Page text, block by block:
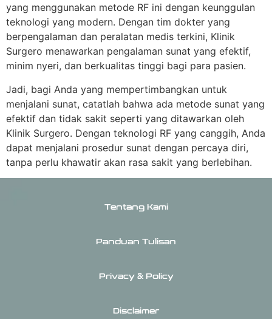
yang menggunakan metode RF ini dengan keunggulan
teknologi yang modern. Dengan tim dokter yang
berpengalaman dan peralatan medis terkini, Klinik
Surgero menawarkan pengalaman sunat yang efektif,
minim nyeri, dan berkualitas tinggi bagi para pasien.
Jadi, bagi Anda yang mempertimbangkan untuk
menjalani sunat, catatlah bahwa ada metode sunat yang
efektif dan tidak sakit seperti yang ditawarkan oleh
Klinik Surgero. Dengan teknologi RF yang canggih, Anda
dapat menjalani prosedur sunat dengan percaya diri,
tanpa perlu khawatir akan rasa sakit yang berlebihan.
Tentang Kami
Panduan Tulisan
Privacy & Policy
Disclaimer